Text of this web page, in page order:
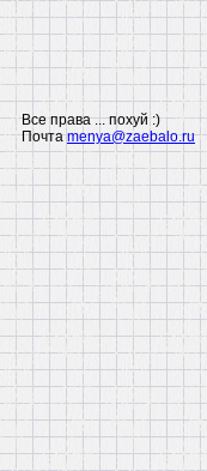
Все права ... похуй :)
Почтаmenya@zaebalo.ru